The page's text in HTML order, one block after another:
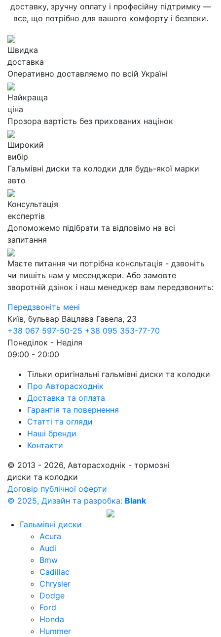
доставку, зручну оплату і професійну підтримку —
все, що потрібно для вашого комфорту і безпеки.
Швидка
доставка
Оперативно доставляємо по всій Україні
Найкраща
ціна
Прозора вартість без прихованих націнок
Широкий
вибір
Гальмівні диски та колодки для будь-якої марки
авто
Консультація
експертів
Допоможемо підібрати та відповімо на всі
запитання
Маєте питання чи потрібна консльтація - дзвоніть
чи пишіть нам у месенджери. Або замовте
зворотній дзінок і наш менеджер вам передзвонить:
Передзвоніть мені
Київ, бульвар Вацлава Гавела, 23
+38 067 597-50-25 +38 095 353-77-70
Понеділок - Неділя
09:00 - 20:00
Тільки оригінальні гальмівні диски та колодки
Про Авторасходнік
Доставка та оплата
Гарантія та повернення
Статті та огляди
Наші бренди
Контакти
© 2013 - 2026, Авторасходнік - тормозні
диски та колодки
Договір публічної оферти
© 2025, Дизайн та разробка: Blank
Гальмівні диски
Acura
Audi
Bmw
Cadillac
Chrysler
Dodge
Ford
Honda
Hummer